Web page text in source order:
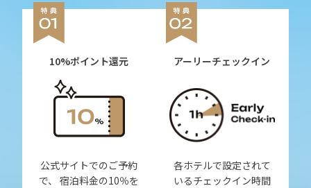
10%ポイント還元
公式サイトでのご予約
で、 宿泊料金の10％を
アーリーチェックイン
各ホテルで設定されて
いるチェックイン時間